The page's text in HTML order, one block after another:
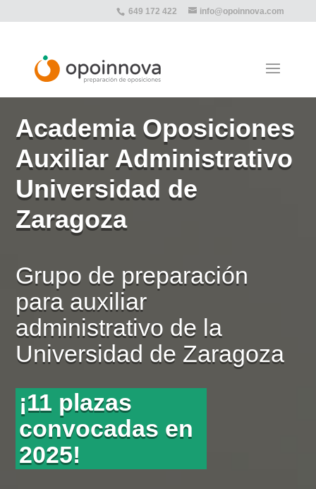
649 172 422 info@opoinnova.com
Academia Oposiciones
Auxiliar Administrativo
Universidad de
Zaragoza
Grupo de preparación
para auxiliar
administrativo de la
Universidad de Zaragoza
¡11 plazas
convocadas en
2025!